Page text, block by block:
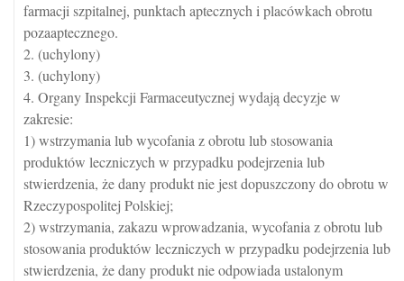
farmacji szpitalnej, punktach aptecznych i placówkach obrotu
pozaaptecznego.
2. (uchylony)
3. (uchylony)
4. Organy Inspekcji Farmaceutycznej wydają decyzje w
zakresie:
1) wstrzymania lub wycofania z obrotu lub stosowania
produktów leczniczych w przypadku podejrzenia lub
stwierdzenia, że dany produkt nie jest dopuszczony do obrotu w
Rzeczypospolitej Polskiej;
2) wstrzymania, zakazu wprowadzania, wycofania z obrotu lub
stosowania produktów leczniczych w przypadku podejrzenia lub
stwierdzenia, że dany produkt nie odpowiada ustalonym